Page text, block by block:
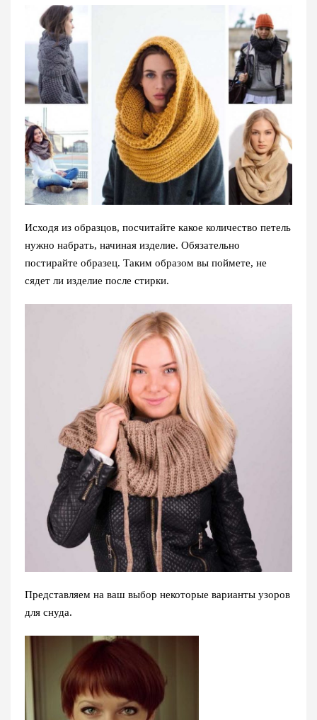
Исходя из образцов, посчитайте какое количество петель
нужно набрать, начиная изделие. Обязательно
постирайте образец. Таким образом вы поймете, не
сядет ли изделие после стирки.
Представляем на ваш выбор некоторые варианты узоров
для снуда.